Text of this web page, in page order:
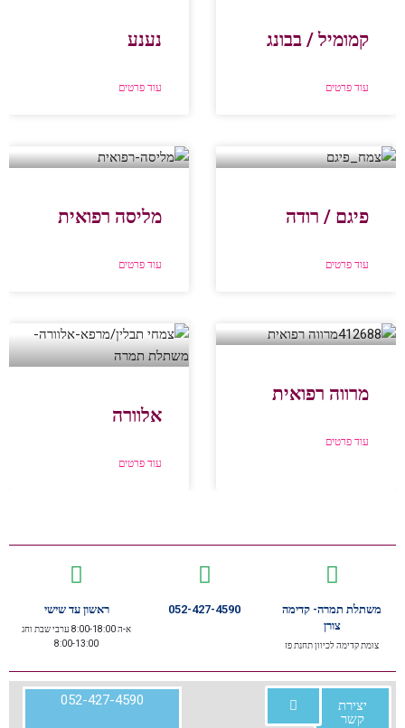
קמומיל / בבונג
עוד פרטים
נענע
עוד פרטים
פיגם / רודה
עוד פרטים
מליסה רפואית
עוד פרטים
מרווה רפואית
עוד פרטים
אלוורה
עוד פרטים
משתלת תמרה- קדימה
צורן
צומת קדימה לכיוון תחנת פז
052-427-4590 ראשון עד שישי
א-ה 8:00-18:00 ערבי שבת וחג
8:00-13:00
יצירת
קשר
052-427-4590